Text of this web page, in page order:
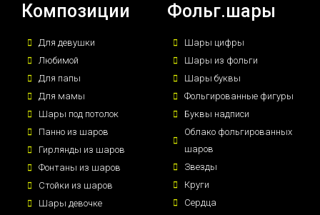
Композиции
Для девушки
Любимой
Для папы
Для мамы
Шары под потолок
Панно из шаров
Гирлянды из шаров
Фонтаны из шаров
Стойки из шаров
Шары девочке
Фольг.шары
Шары цифры
Шары из фольги
Шары буквы
Фольгированные фигуры
Буквы надписи
Облако фольгированных
шаров
Звезды
Круги
Сердца